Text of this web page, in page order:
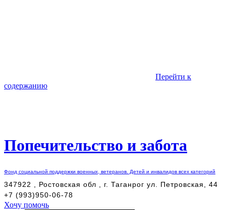
Перейти к
содержанию
Попечительство и забота
Фонд социальной поддержки военных, ветеранов. Детей и инвалидов всех категорий
347922 , Ростовская обл , г. Таганрог ул. Петровская, 44
+7 (993)950-06-78
Хочу помочь